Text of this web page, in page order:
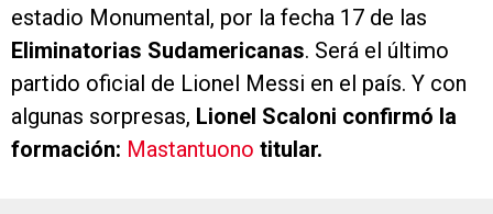
estadio Monumental, por la fecha 17 de las
Eliminatorias Sudamericanas. Será el último
partido oficial de Lionel Messi en el país. Y con
algunas sorpresas, Lionel Scaloni confirmó la
formación: Mastantuono titular.